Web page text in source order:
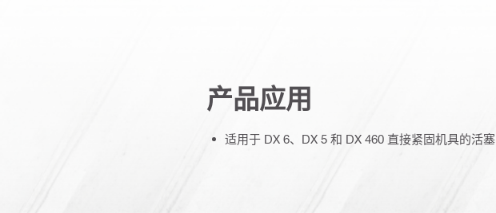
产品应用
适用于 DX 6、DX 5 和 DX 460 直接紧固机具的活塞